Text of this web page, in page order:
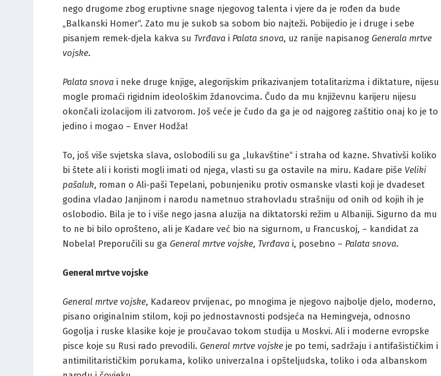
nego drugome zbog eruptivne snage njegovog talenta i vjere da je rođen da bude
„Balkanski Homer“. Zato mu je sukob sa sobom bio najteži. Pobijedio je i druge i sebe
pisanjem remek-djela kakva su Tvrđava i Palata snova, uz ranije napisanog Generala mrtve
vojske.
Palata snova i neke druge knjige, alegorijskim prikazivanjem totalitarizma i diktature, nijesu
mogle promaći rigidnim ideološkim ždanovcima. Čudo da mu književnu karijeru nijesu
okončali izolacijom ili zatvorom. Još veće je čudo da ga je od najgoreg zaštitio onaj ko je to
jedino i mogao – Enver Hodža!
To, još više svjetska slava, oslobodili su ga „lukavštine“ i straha od kazne. Shvativši koliko
bi štete ali i koristi mogli imati od njega, vlasti su ga ostavile na miru. Kadare piše Veliki
pašaluk, roman o Ali-paši Tepelani, pobunjeniku protiv osmanske vlasti koji je dvadeset
godina vladao Janjinom i narodu nametnuo strahovladu strašniju od onih od kojih ih je
oslobodio. Bila je to i više nego jasna aluzija na diktatorski režim u Albaniji. Sigurno da mu
to ne bi bilo oprošteno, ali je Kadare već bio na sigurnom, u Francuskoj, – kandidat za
Nobela! Preporučili su ga General mrtve vojske, Tvrđava i, posebno – Palata snova.
General mrtve vojske
General mrtve vojske, Kadareov prvijenac, po mnogima je njegovo najbolje djelo, moderno,
pisano originalnim stilom, koji po jednostavnosti podsjeća na Hemingveja, odnosno
Gogolja i ruske klasike koje je proučavao tokom studija u Moskvi. Ali i moderne evropske
pisce koje su Rusi rado prevodili. General mrtve vojske je po temi, sadržaju i antifašističkim i
antimilitarističkim porukama, koliko univerzalna i opšteljudska, toliko i oda albanskom